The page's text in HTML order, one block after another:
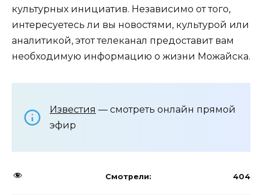
культурных инициатив. Независимо от того,
интересуетесь ли вы новостями, культурой или
аналитикой, этот телеканал предоставит вам
необходимую информацию о жизни Можайска.
Известия — смотреть онлайн прямой
эфир
Смотрели: 404